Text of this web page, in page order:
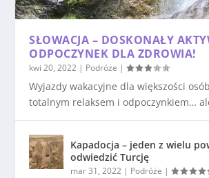
SŁOWACJA – DOSKONAŁY
ODPOCZYNEK DLA ZDROWIA!
kwi 20, 2022 | Podróże |
Wyjazdy wakacyjne dla większości
totalnym relaksem i odpoczynkiem…
Kapadocja – jeden z wielu
odwiedzić Turcję
mar 31, 2022 | Podróże |